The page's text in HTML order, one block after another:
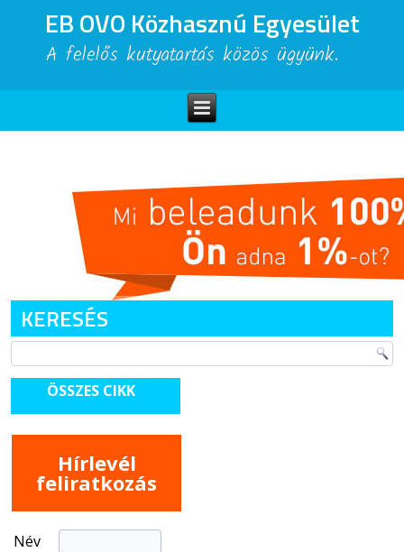
EB OVO Közhasznú Egyesület
A felelős kutyatartás közös ügyünk.
KERESÉS
ÖSSZES CIKK
Hírlevél
feliratkozás
Név